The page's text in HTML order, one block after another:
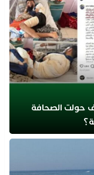
حولت الصحافة